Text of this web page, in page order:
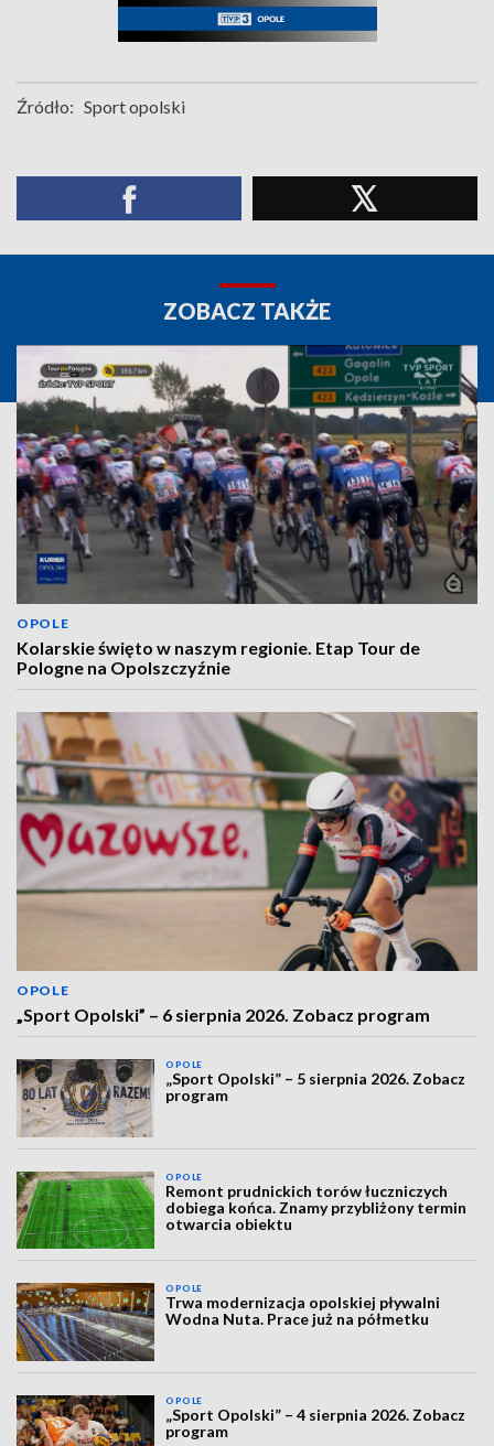
Źródło: Sport opolski
ZOBACZ TAKŻE
OPOLE
Kolarskie święto w naszym regionie. Etap Tour de
Pologne na Opolszczyźnie
OPOLE
„Sport Opolski” – 6 sierpnia 2026. Zobacz program
OPOLE
„Sport Opolski” – 5 sierpnia 2026. Zobacz
program
OPOLE
Remont prudnickich torów łuczniczych
dobiega końca. Znamy przybliżony termin
otwarcia obiektu
OPOLE
Trwa modernizacja opolskiej pływalni
Wodna Nuta. Prace już na półmetku
OPOLE
„Sport Opolski” – 4 sierpnia 2026. Zobacz
program